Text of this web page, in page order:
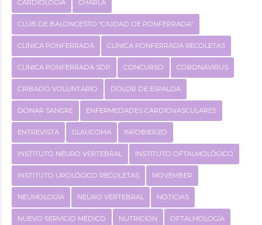
CARDIOLOGÍA CHARLA
CLUB DE BALONCESTO “CIUDAD DE PONFERRADA”
CLÍNICA PONFERRADA CLÍNICA PONFERRADA RECOLETAS
CLÍNICA PONFERRADA SDP CONCURSO CORONAVIRUS
CRIBADO VOLUNTARIO DOLOR DE ESPALDA
DONAR SANGRE ENFERMEDADES CARDIOVASCULARES
ENTREVISTA GLAUCOMA INFOBIERZO
INSTITUTO NEURO VERTEBRAL INSTITUTO OFTALMOLÓGICO
INSTITUTO UROLÓGICO RECOLETAS MOVEMBER
NEUMOLOGÍA NEURO VERTEBRAL NOTICIAS
NUEVO SERVICIO MÉDICO NUTRICIÓN OFTALMOLOGÍA